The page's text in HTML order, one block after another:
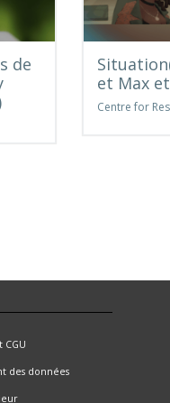
de
et Max
Centre for
CGU
des données